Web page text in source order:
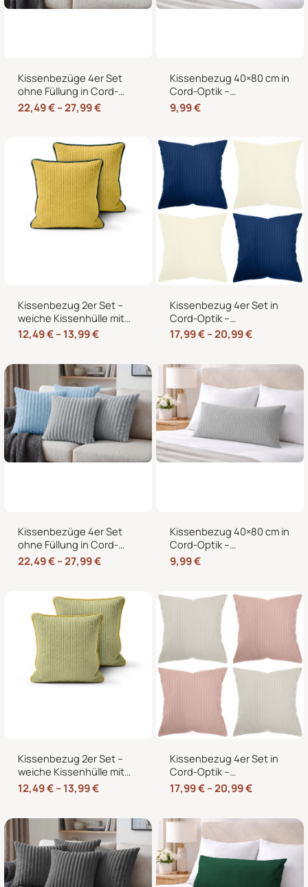
Kissenbezüge 4er Set
ohne Füllung in Cord-
Optik mit Hotelverschluss
– 40×40, 45×45 & 50×50
22,49€–27,99€
Kissenbezug 40×80 cm in
Cord-Optik –
Kopfkissenbezug &
Sofakissenbezug mit
9,99€
Kissenbezug 2er Set –
weiche Kissenhülle mit
Hotelverschluss,
zweifarbig, ohne Füllung
12,49€–13,99€
Kissenbezug 4er Set in
Cord-Optik –
Zierkissenbezüge ohne
Reißverschluss mit
45×45 und 50×50 cm
17,99€–20,99€
Kissenbezüge 4er Set
ohne Füllung in Cord-
Optik mit Hotelverschluss
– 40×40, 45×45 & 50×50
22,49€–27,99€
Kissenbezug 40×80 cm in
Cord-Optik –
Kopfkissenbezug &
Sofakissenbezug mit
9,99€
Kissenbezug 2er Set –
weiche Kissenhülle mit
Hotelverschluss,
zweifarbig, ohne Füllung
12,49€–13,99€
Kissenbezug 4er Set in
Cord-Optik –
Zierkissenbezüge ohne
Reißverschluss mit
45×45 und 50×50 cm
17,99€–20,99€